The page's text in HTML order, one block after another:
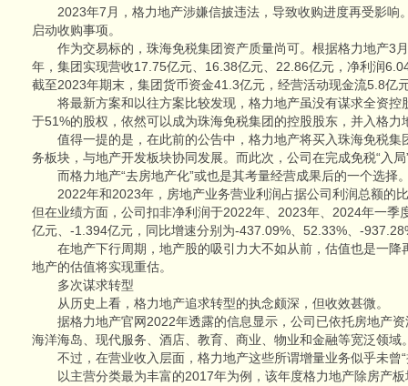
2023年7月，格力地产涉嫌信披违法，导致收购进度再受影响
启动收购事项。
作为交易标的，珠海免税集团资产质量尚可。根据格力地产3
年，集团实现营收17.75亿元、16.38亿元、22.86亿元，净利润
截至2023年期末，集团货币资金41.3亿元，经营活动现金流5.8亿
将最新方案和以往方案比较发现，格力地产虽没有谋求全资控
于51%的股权，依然可以成为珠海免税集团的控股股东，并入格力
值得一提的是，在此前的公告中，格力地产将买入珠海免税
务板块，与地产开发板块协同发展。而此次，公司在完成免税“入
而格力地产“去房地产化”或也是其考量经营成果后的一个选择
2022年和2023年，房地产业务营业利润占据公司利润总额的
但在业绩方面，公司扣非净利润于2022年、2023年、2024年一季
亿元、-1.394亿元，同比增速分别为-437.09%、52.33%、-
在地产下行周期，地产股的吸引力大不如从前，估值也是一降
地产的估值将实现重估。
多次谋求转型
从历史上看，格力地产追求转型的执念颇深，但收效甚微。
据格力地产官网2022年透露的信息显示，公司已依托房地产资
海洋海岛、现代服务、酒店、教育、商业、物业和金融等宽泛领域
不过，在营业收入层面，格力地产这些所谓增量业务似乎未曾“
以主营分类最为丰富的2017年为例，该年度格力地产除房产板